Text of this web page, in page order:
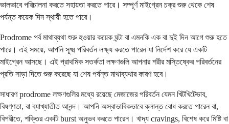
ভালভাবে পরিচালনা করতে সহায়তা করতে পারে। সম্পূর্ণ মাইগ্রেন চক্র শুরু থেকে শেষ
পর্যন্ত কয়েক দিন স্থায়ী হতে পারে।
Prodrome পর্ব মাথাব্যথা শুরু হওয়ার কয়েক ঘন্টা বা এমনকি এক বা দুই দিন আগে শুরু হতে
পারে। এই সময়ে, আপনি সূক্ষ্ম পরিবর্তন লক্ষ্য করতে পারেন যা নির্দেশ করে যে একটি
মাইগ্রেন আসছে। এই প্রাথমিক সতর্কতা লক্ষণগুলি আপনার শরীর মস্তিষ্কের পরিবর্তনের
প্রতি সাড়া দিতে শুরু করেছে যা শেষ পর্যন্ত মাথাব্যথার কারণ হবে।
সাধারণ prodrome লক্ষণগুলির মধ্যে রয়েছে মেজাজের পরিবর্তন যেমন খিটখিটেভাব,
বিষণ্ণতা, বা ব্যাখ্যাতীত আনন্দ। আপনি অস্বাভাবিকভাবে ক্লান্ত বোধ করতে পারেন বা,
বিপরীতে, শক্তির একটি burst অনুভব করতে পারেন। খাদ্য cravings, বিশেষ করে মিষ্টি বা